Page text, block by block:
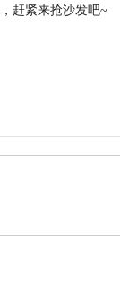
赶紧来抢沙发吧~